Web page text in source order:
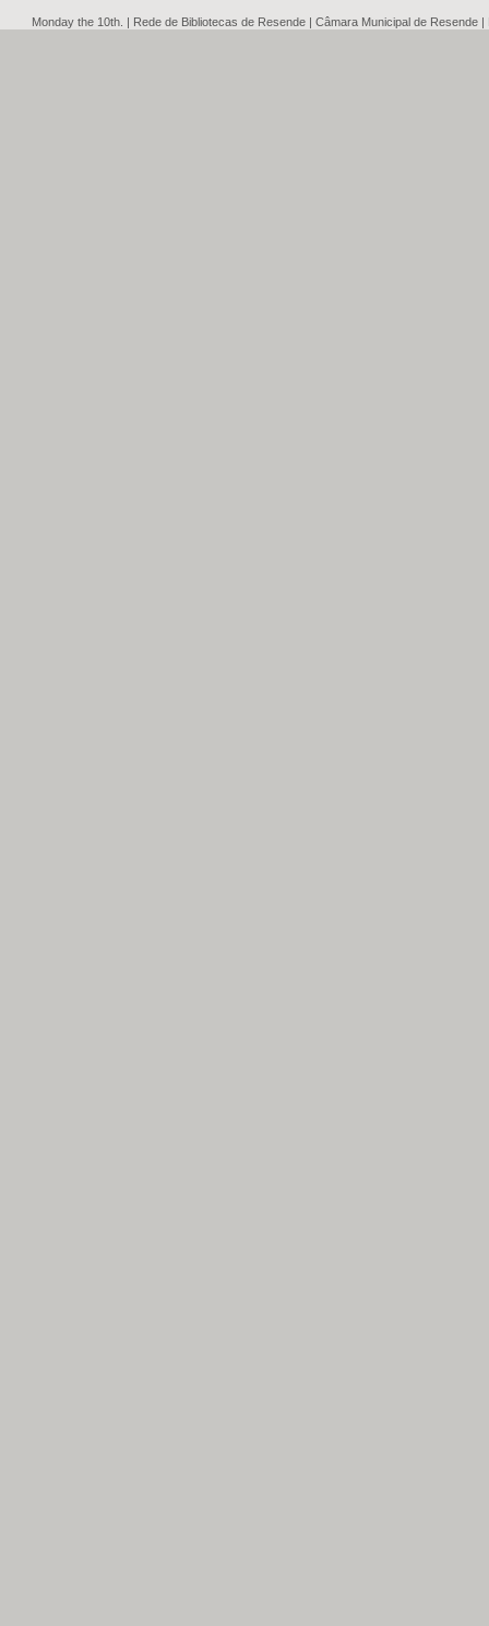
Monday the 10th. | Rede de Bibliotecas de Resende | Câmara Municipal de